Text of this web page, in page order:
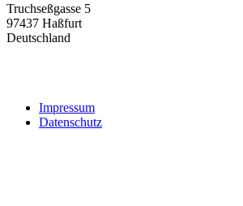
Truchseßgasse 5
97437 Haßfurt
Deutschland
Impressum
Datenschutz